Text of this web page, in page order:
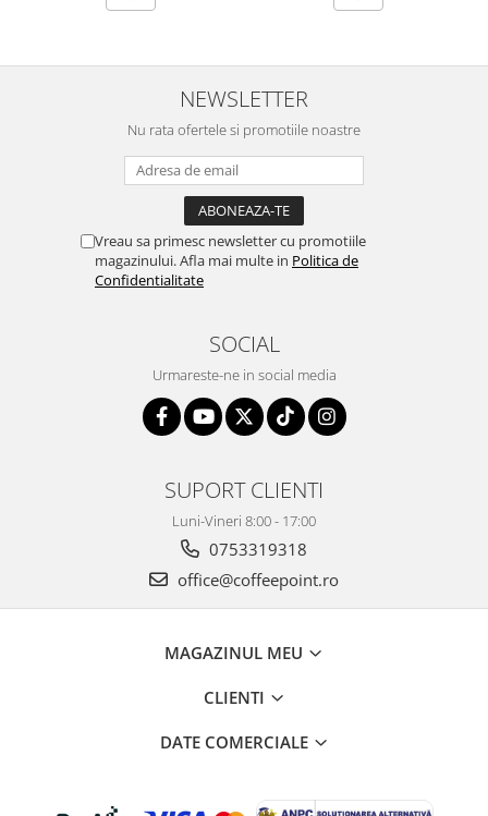
NEWSLETTER
Nu rata ofertele si promotiile noastre
Vreau sa primesc newsletter cu promotiile
magazinului. Afla mai multe in Politica de
Confidentialitate
SOCIAL
Urmareste-ne in social media
SUPORT CLIENTI
Luni-Vineri 8:00 - 17:00
0753319318
office@coffeepoint.ro
MAGAZINUL MEU
CLIENTI
DATE COMERCIALE